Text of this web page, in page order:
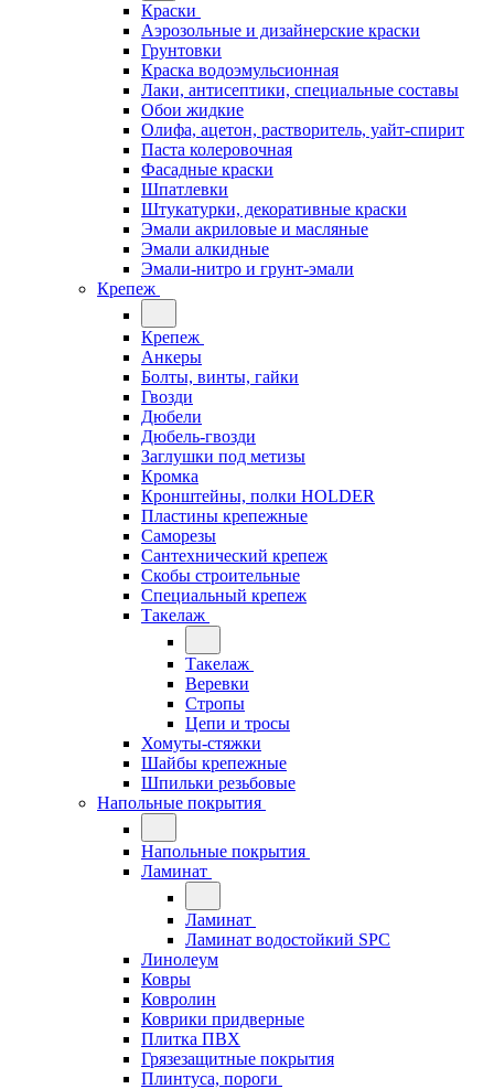
Краски
Аэрозольные и дизайнерские краски
Грунтовки
Краска водоэмульсионная
Лаки, антисептики, специальные составы
Обои жидкие
Олифа, ацетон, растворитель, уайт-спирит
Паста колеровочная
Фасадные краски
Шпатлевки
Штукатурки, декоративные краски
Эмали акриловые и масляные
Эмали алкидные
Эмали-нитро и грунт-эмали
Крепеж
Крепеж
Анкеры
Болты, винты, гайки
Гвозди
Дюбели
Дюбель-гвозди
Заглушки под метизы
Кромка
Кронштейны, полки НОLDER
Пластины крепежные
Саморезы
Сантехнический крепеж
Скобы строительные
Специальный крепеж
Такелаж
Такелаж
Веревки
Стропы
Цепи и тросы
Хомуты-стяжки
Шайбы крепежные
Шпильки резьбовые
Напольные покрытия
Напольные покрытия
Ламинат
Ламинат
Ламинат водостойкий SPC
Линолеум
Ковры
Ковролин
Коврики придверные
Плитка ПВХ
Грязезащитные покрытия
Плинтуса, пороги